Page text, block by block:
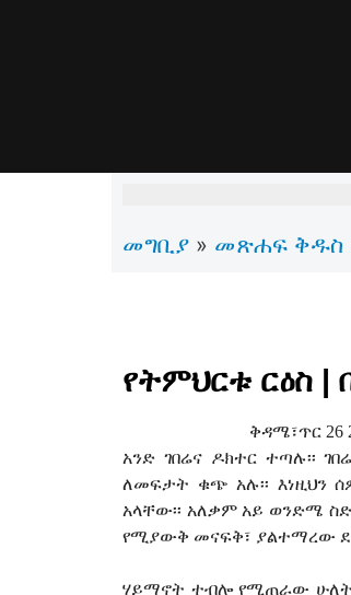
መግቢያ » መጽሐፍ ቅዱስ
የትምህርቱ ርዕስ |
ቅዳሜ፣ጥር 26
አንድ ገበሬና ዶክተር ተጣሉ፡፡
ለመፍታት ቁጭ አሉ፡፡ እነዚህን
አላቸው፡፡ አለቃም አይ ወንድሜ
የሚያውቅ መናፍቅ፣ ያልተማረው
ሃይማኖት ተብሎ የሚጠራው ሁለት